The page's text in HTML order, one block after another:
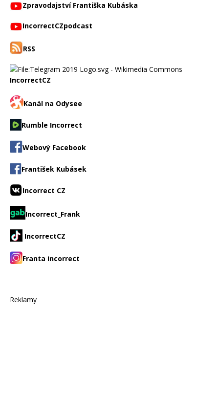
Zpravodajství Františka Kubáska
IncorrectCZpodcast
RSS
IncorrectCZ
Kanál na Odysee
Rumble Incorrect
Webový Facebook
František Kubásek
Incorrect CZ
Incorrect_Frank
IncorrectCZ
Franta incorrect
Reklamy